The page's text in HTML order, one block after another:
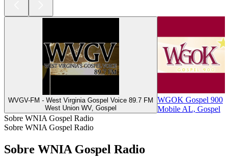
WVGV-FM - West Virginia Gospel Voice 89.7 FM
West Union WV, Gospel
WGOK Gospel 900
Mobile AL, Gospel
Sobre WNIA Gospel Radio
Sobre WNIA Gospel Radio
Sobre WNIA Gospel Radio